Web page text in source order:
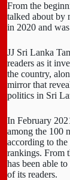
From the
talked about by
in 2020 and
JJ Sri Lanka
readers as it
the country,
mirror that
politics in Sri
In February
among the 100
according to
rankings. From
has been able
of its readers.